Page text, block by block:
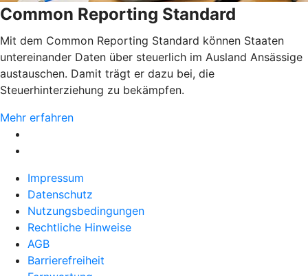
Common Reporting Standard
Mit dem Common Reporting Standard können Staaten
untereinander Daten über steuerlich im Ausland Ansässige
austauschen. Damit trägt er dazu bei, die
Steuerhinterziehung zu bekämpfen.
Mehr erfahren
Impressum
Datenschutz
Nutzungsbedingungen
Rechtliche Hinweise
AGB
Barrierefreiheit